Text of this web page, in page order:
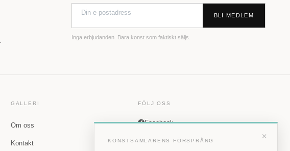
BLI MEDLEM
Inga erbjudanden. Bara konst som faktiskt säljs.
GALLERI
Om oss
Kontakt
FÖLJ OSS
Facebook
×
KONSTSAMLARENS FÖRSPRÅNG